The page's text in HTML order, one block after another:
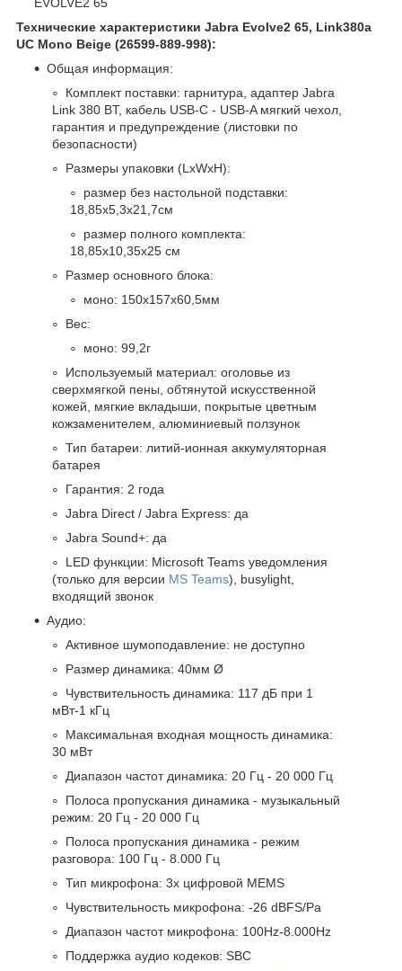
Технические характеристики Jabra Evolve2 65, Link380a
UC Mono Beige (26599-889-998):
Общая информация:
Комплект поставки: гарнитура, адаптер Jabra
Link 380 BT, кабель USB-C - USB-A мягкий чехол,
гарантия и предупреждение (листовки по
безопасности)
Размеры упаковки (LxWxH):
размер без настольной подставки:
18,85x5,3x21,7см
размер полного комплекта:
18,85x10,35x25 см
Размер основного блока:
моно: 150x157x60,5мм
Вес:
моно: 99,2г
Используемый материал: оголовье из
сверхмягкой пены, обтянутой искусственной
кожей, мягкие вкладыши, покрытые цветным
кожзаменителем, алюминиевый ползунок
Тип батареи: литий-ионная аккумуляторная
батарея
Гарантия: 2 года
Jabra Direct / Jabra Express: да
Jabra Sound+: да
LED функции: Microsoft Teams уведомления
(только для версии MS Teams), busylight,
входящий звонок
Аудио:
Активное шумоподавление: не доступно
Размер динамика: 40мм Ø
Чувствительность динамика: 117 дБ при 1
мВт-1 кГц
Максимальная входная мощность динамика:
30 мВт
Диапазон частот динамика: 20 Гц - 20 000 Гц
Полоса пропускания динамика - музыкальный
режим: 20 Гц - 20 000 Гц
Полоса пропускания динамика - режим
разговора: 100 Гц - 8.000 Гц
Тип микрофона: 3х цифровой MEMS
Чувствительность микрофона: -26 dBFS/Pa
Диапазон частот микрофона: 100Hz-8.000Hz
Поддержка аудио кодеков: SBC